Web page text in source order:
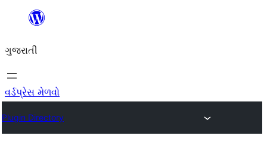
કંટેન્ટ(લખાણ)
જાઓ
ગુજરાતી
વર્ડપ્રેસ મેળવો
Plugin Directory